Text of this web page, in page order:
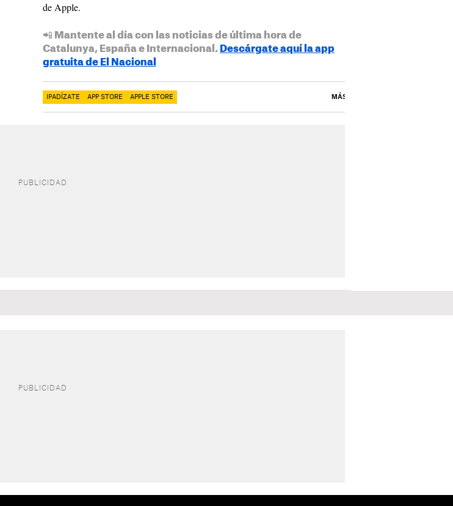
de Apple.
📲 Mantente al día con las noticias de última hora de
Catalunya, España e Internacional. Descárgate aquí la app
gratuita de El Nacional
IPADÍZATE APP STORE APPLE STORE MÁS